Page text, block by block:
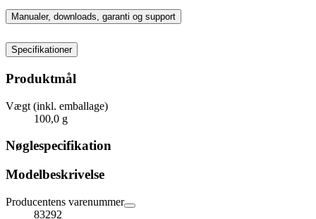
Manualer, downloads, garanti og support
Specifikationer
Produktmål
Vægt (inkl. emballage)
100,0 g
Nøglespecifikation
Modelbeskrivelse
Producentens varenummer
83292